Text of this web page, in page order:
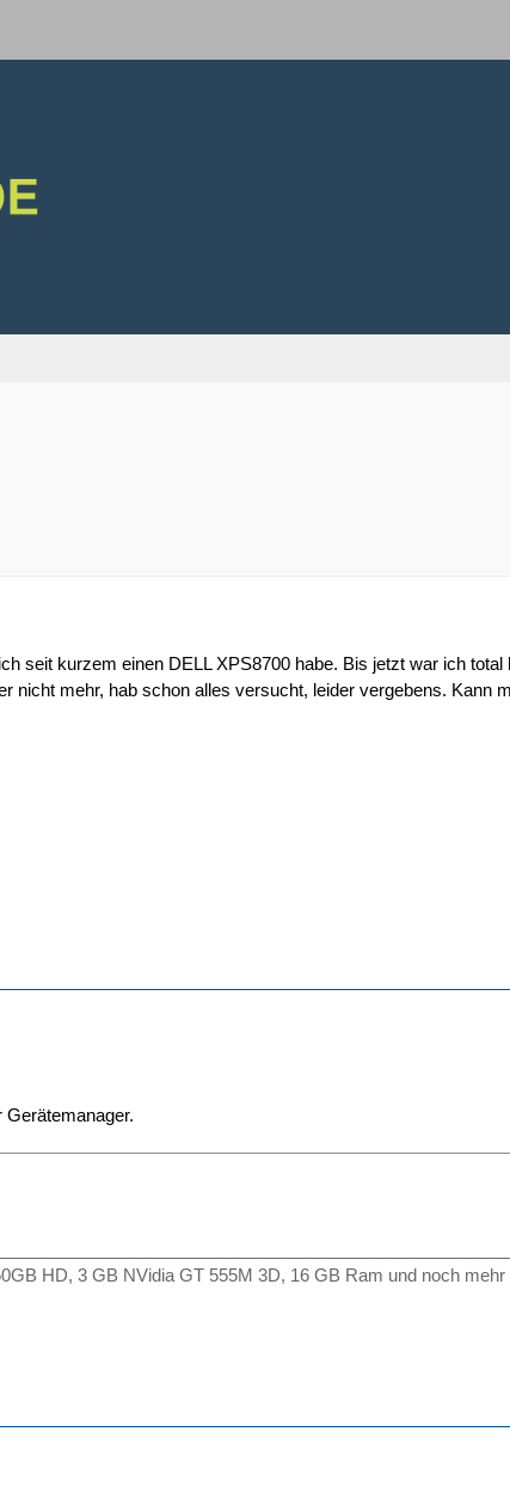
seit kurzem einen DELL XPS8700 habe. Bis jetzt war ich
nicht mehr, hab schon alles versucht, leider vergebens. Kann
HD, 3 GB NVidia GT 555M 3D, 16 GB Ram und noch